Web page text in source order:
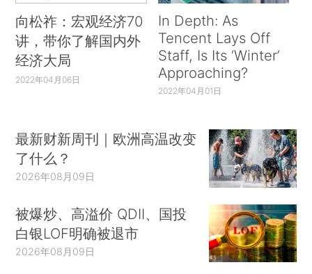
向松祚：宏观经济70
讲，带你了解国内外
经济大局
2022年04月06日
In Depth: As
Tencent Lays Off
Staff, Is Its ‘Winter’
Approaching?
2022年04月01日
最新财新周刊｜欧洲高温改变
了什么？
2026年08月09日
被爆炒、高溢价 QDII、国投
白银LOF明确被退市
2026年08月09日